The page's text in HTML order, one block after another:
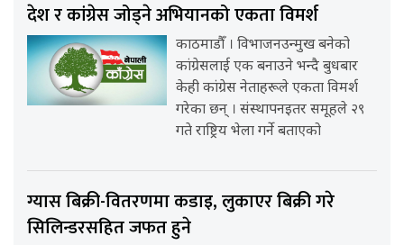
देश र कांग्रेस जोड्ने अभियानको एकता विमर्श
काठमाडौँ । विभाजनउन्मुख बनेको
कांग्रेसलाई एक बनाउने भन्दै बुधबार
केही कांग्रेस नेताहरूले एकता विमर्श
गरेका छन् । संस्थापनइतर समूहले २९
गते राष्ट्रिय भेला गर्ने बताएको
ग्यास बिक्री-वितरणमा कडाइ, लुकाएर बिक्री गरे
सिलिन्डरसहित जफत हुने